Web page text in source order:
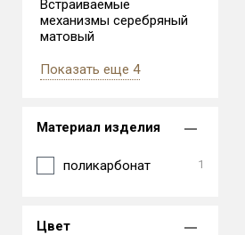
Встраиваемые
механизмы серебряный
матовый
Показать еще 4
Материал изделия
поликарбонат 1
Цвет